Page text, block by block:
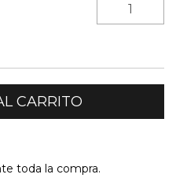
toda la compra.